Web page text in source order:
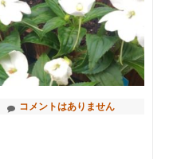
え
コメントはありません